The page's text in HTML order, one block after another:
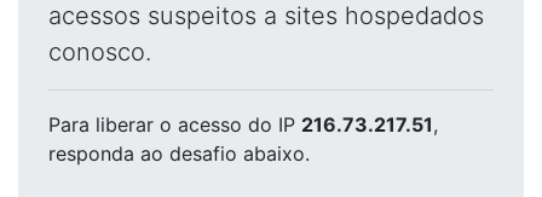
acessos suspeitos a sites hospedados
conosco.
Para liberar o acesso do IP 216.73.217.51,
responda ao desafio abaixo.